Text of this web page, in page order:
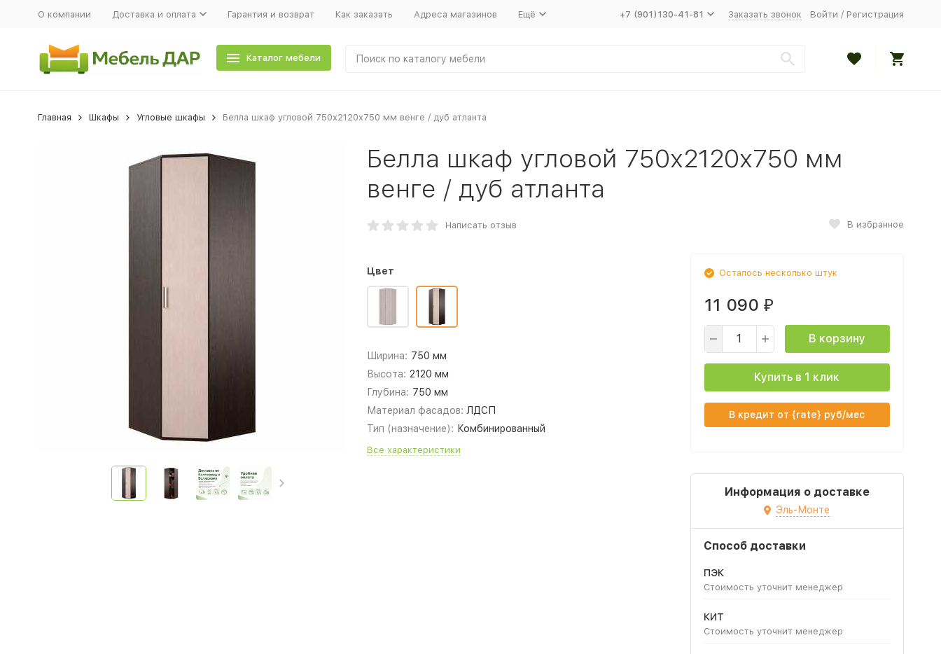
О компании Доставка и оплата Гарантия и возврат Как заказать Адреса магазинов Ещё +7 (901)130-41-81 Заказать звонок Войти / Регистрация
Каталог мебели
Главная Шкафы Угловые шкафы Белла шкаф угловой 750х2120х750 мм венге / дуб атланта
Белла шкаф угловой 750х2120х750 мм
венге / дуб атланта
Написать отзыв В избранное
Цвет
Ширина: 750 мм
Высота: 2120 мм
Глубина: 750 мм
Материал фасадов: ЛДСП
Тип (назначение): Комбинированный
Все характеристики
Осталось несколько штук
11 090 ₽
В корзину
Купить в 1 клик
В кредит от {rate} руб/мес
Информация о доставке
Эль-Монте
Способ доставки
ПЭК
Стоимость уточнит менеджер
КИТ
Стоимость уточнит менеджер